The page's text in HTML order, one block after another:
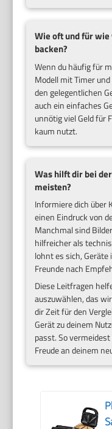
Wie oft und für
backen?
Wenn du häufig für
Modell mit Timer
den gelegentlichen
auch ein einfaches
unnötig viel Geld für
kaum nutzt.
Was hilft dir bei
meisten?
Informiere dich über
einen Eindruck von
Manchmal sind
hilfreicher als
lohnt es sich, Geräte
Freunde nach
Diese Leitfragen
auszuwählen, das
dir Zeit für den
Gerät zu deinem
passt. So
Freude an deinem